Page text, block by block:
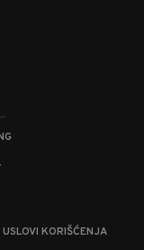
KORIŠĆENJA